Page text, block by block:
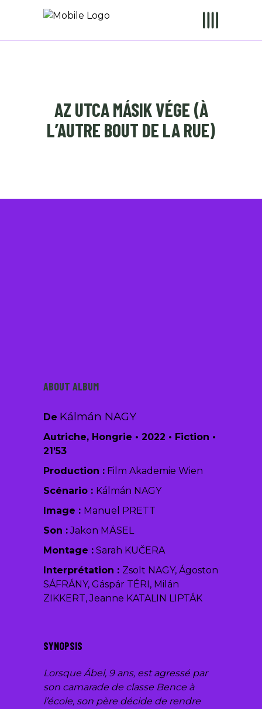
AZ UTCA MÁSIK VÉGE (À
L’AUTRE BOUT DE LA RUE)
ABOUT ALBUM
De Kálmán NAGY
Autriche, Hongrie • 2022 • Fiction •
21’53
Production : Film Akademie Wien
Scénario : Kálmán NAGY
Image : Manuel PRETT
Son : Jakon MÄSEL
Montage : Sarah KUČERA
Interprétation : Zsolt NAGY, Ágoston
SÁFRÁNY, Gáspár TÉRI, Milán
ZIKKERT, Jeanne KATALIN LIPTÁK
SYNOPSIS
Lorsque Ábel, 9 ans, est agressé par
son camarade de classe Bence à
l’école, son père décide de rendre